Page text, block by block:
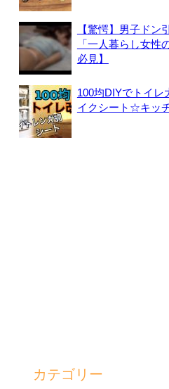
【驚愕】男子ドン
「一人暮らし女性
必見】
100均DIYでトイ
イクシート☆キッ
カテゴリー